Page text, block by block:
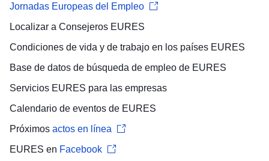
Jornadas Europeas del Empleo
Localizar a Consejeros EURES
Condiciones de vida y de trabajo en los países EURES
Base de datos de búsqueda de empleo de EURES
Servicios EURES para las empresas
Calendario de eventos de EURES
Próximos actos en línea
EURES en Facebook